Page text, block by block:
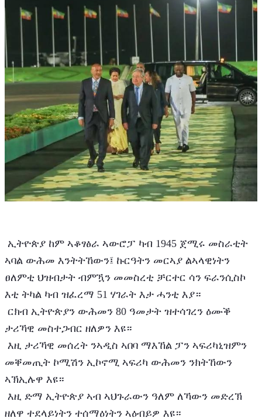
ኣባል ውሕመ እንትትኸውን፤ ኩርዓትን መርኣያ ልኣላዊነትን
ፀለምቲ ህዝብታት ብምዃን መመስረቲ ቻርተር ሳን ፍራንሲስኮ
እቲ ትካል ካብ ዝፈረማ 51 ሃገራት እታ ሓንቲ እያ።
ታሪኻዊ መስተጋብር ዘለዎን እዩ።
መቐመጢት ኮሚሽን ኢኮኖሚ ኣፍሪካ ውሕመን ንክትኸውን
ኣኽኢሉዋ እዩ።
ዘለዋ ተደላይነትን ተሰማዕነትን ኣዕብይዎ እዩ።